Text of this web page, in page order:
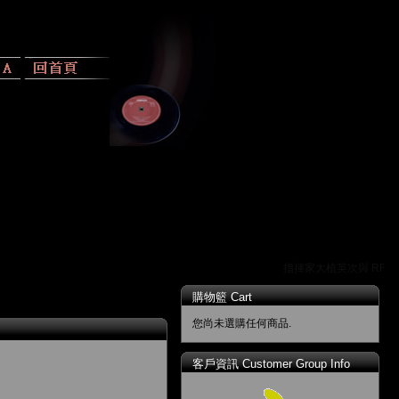
購物籃 Cart
您尚未選購任何商品.
客戶資訊 Customer Group Info